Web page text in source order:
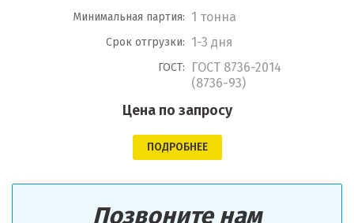
Минимальная партия: 1 тонна
Срок отгрузки: 1-3 дня
ГОСТ:
ГОСТ 8736-2014
(8736-93)
Цена по запросу
ПОДРОБНЕЕ
Позвоните нам